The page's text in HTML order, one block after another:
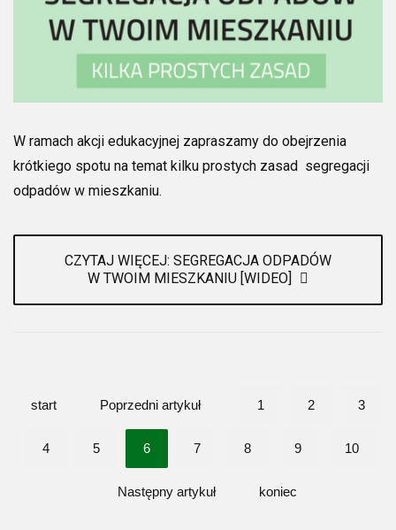
W ramach akcji edukacyjnej zapraszamy do obejrzenia
krótkiego spotu na temat kilku prostych zasad segregacji
odpadów w mieszkaniu.
CZYTAJ WIĘCEJ: SEGREGACJA ODPADÓW
W TWOIM MIESZKANIU [WIDEO]
start Poprzedni artykuł 1 2 3
4 5 6 7 8 9 10
Następny artykuł koniec